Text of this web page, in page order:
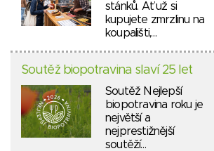
stánků. Ať už si
kupujete zmrzlinu na
koupališti,…
Soutěž biopotravina slaví 25 let
Soutěž Nejlepší
biopotravina roku je
největší a
nejprestižnější
soutěží…